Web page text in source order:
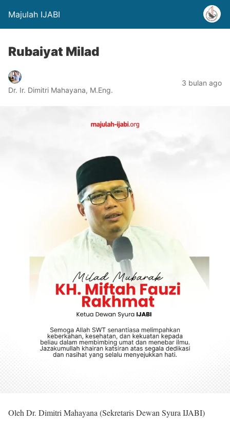
Majulah IJABI
Rubaiyat Milad
Dr. Ir. Dimitri Mahayana, M.Eng.
3 bulan ago
Oleh Dr. Dimitri Mahayana (Sekretaris Dewan Syura IJABI)